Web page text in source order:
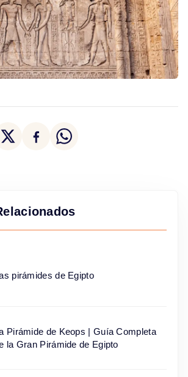
pirámides de Egipto
Pirámide de Keops | Guía Completa
la Gran Pirámide de Egipto